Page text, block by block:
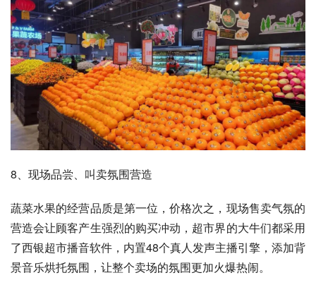
8、现场品尝、叫卖氛围营造
蔬菜水果的经营品质是第一位，价格次之，现场售卖气氛的
营造会让顾客产生强烈的购买冲动，超市界的大牛们都采用
了西银超市播音软件，内置48个真人发声主播引擎，添加背
景音乐烘托氛围，让整个卖场的氛围更加火爆热闹。